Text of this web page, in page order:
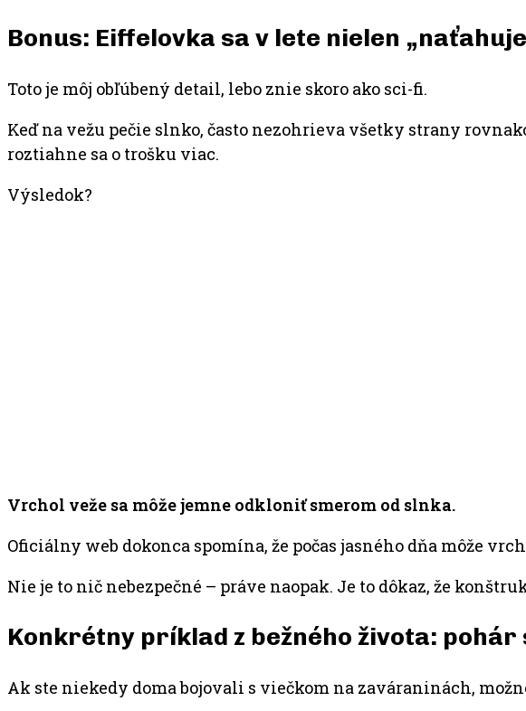
Bonus: Eiffelovka sa v lete nielen
Toto je môj obľúbený detail, lebo znie skoro ako sci-fi.
Keď na vežu pečie slnko, často nezohrieva všetky strany
roztiahne sa o trošku viac.
Výsledok?
Vrchol veže sa môže jemne odkloniť smerom od slnka.
Oficiálny web dokonca spomína, že počas jasného dňa môže
Nie je to nič nebezpečné – práve naopak. Je to dôkaz, že
Konkrétny príklad z bežného života:
Ak ste niekedy doma bojovali s viečkom na zaváraninách,